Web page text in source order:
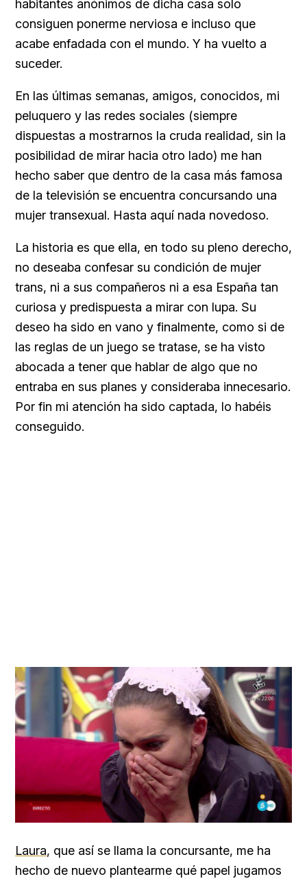
habitantes anónimos de dicha casa solo
consiguen ponerme nerviosa e incluso que
acabe enfadada con el mundo. Y ha vuelto a
suceder.
En las últimas semanas, amigos, conocidos, mi
peluquero y las redes sociales (siempre
dispuestas a mostrarnos la cruda realidad, sin la
posibilidad de mirar hacia otro lado) me han
hecho saber que dentro de la casa más famosa
de la televisión se encuentra concursando una
mujer transexual. Hasta aquí nada novedoso.
La historia es que ella, en todo su pleno derecho,
no deseaba confesar su condición de mujer
trans, ni a sus compañeros ni a esa España tan
curiosa y predispuesta a mirar con lupa. Su
deseo ha sido en vano y finalmente, como si de
las reglas de un juego se tratase, se ha visto
abocada a tener que hablar de algo que no
entraba en sus planes y consideraba innecesario.
Por fin mi atención ha sido captada, lo habéis
conseguido.
Laura, que así se llama la concursante, me ha
hecho de nuevo plantearme qué papel jugamos